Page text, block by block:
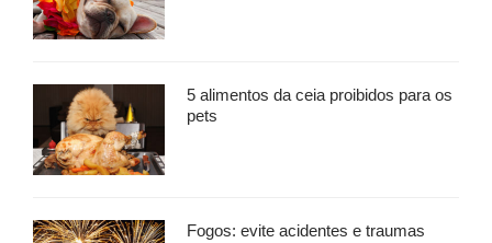
5 alimentos da ceia proibidos para os
pets
Fogos: evite acidentes e traumas